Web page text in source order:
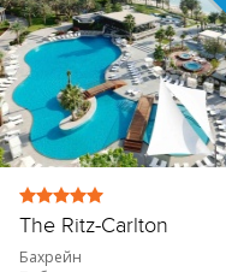
The Ritz-Carlton
Бахрейн